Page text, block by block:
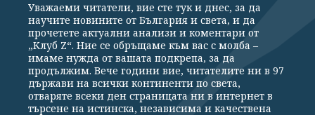
Общи условия
Политика за поверителност
Реклама
Партньори Контакти
За Клуб Z
Уважаеми читатели, вие сте тук и днес, за да
научите новините от България и света, и да
прочетете актуални анализи и коментари от
„Клуб Z“. Ние се обръщаме към вас с молба –
имаме нужда от вашата подкрепа, за да
продължим. Вече години вие, читателите ни в 97
държави на всички континенти по света,
отваряте всеки ден страницата ни в интернет в
търсене на истинска, независима и качествена